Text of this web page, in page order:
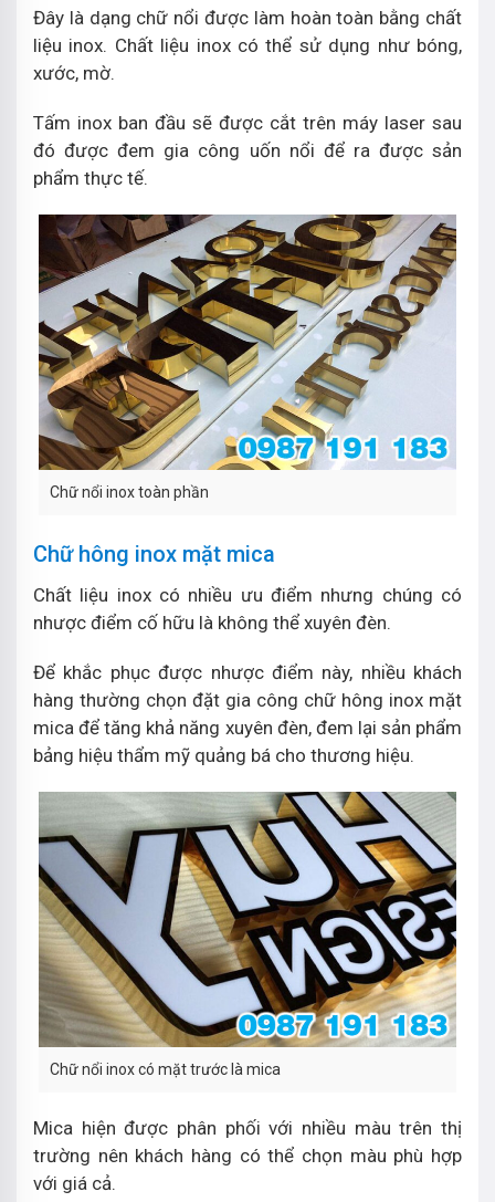
Đây là dạng chữ nổi được làm hoàn toàn bằng chất
liệu inox. Chất liệu inox có thể sử dụng như bóng,
xước, mờ.
Tấm inox ban đầu sẽ được cắt trên máy laser sau
đó được đem gia công uốn nổi để ra được sản
phẩm thực tế.
Chữ nổi inox toàn phần
Chữ hông inox mặt mica
Chất liệu inox có nhiều ưu điểm nhưng chúng có
nhược điểm cố hữu là không thể xuyên đèn.
Để khắc phục được nhược điểm này, nhiều khách
hàng thường chọn đặt gia công chữ hông inox mặt
mica để tăng khả năng xuyên đèn, đem lại sản phẩm
bảng hiệu thẩm mỹ quảng bá cho thương hiệu.
Chữ nổi inox có mặt trước là mica
Mica hiện được phân phối với nhiều màu trên thị
trường nên khách hàng có thể chọn màu phù hợp
với giá cả.